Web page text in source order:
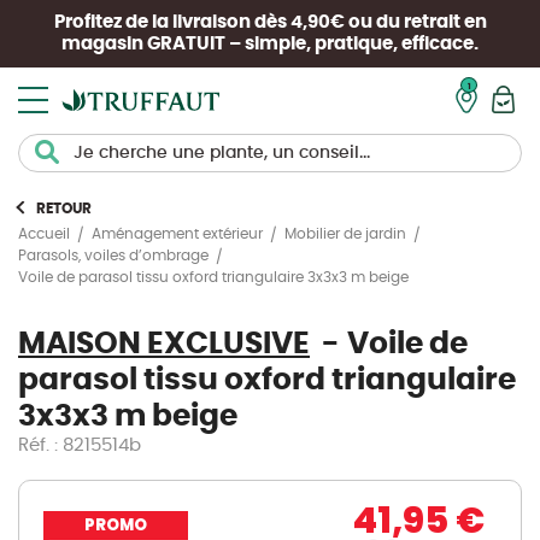
Profitez de la livraison dès 4,90€ ou du retrait en
magasin GRATUIT – simple, pratique, efficace.
RETOUR
Accueil
Aménagement extérieur
Mobilier de jardin
Parasols, voiles d’ombrage
Voile de parasol tissu oxford triangulaire 3x3x3 m beige
MAISON EXCLUSIVE
Voile de
parasol tissu oxford triangulaire
3x3x3 m beige
Réf. : 8215514b
PROMO 41,95 €